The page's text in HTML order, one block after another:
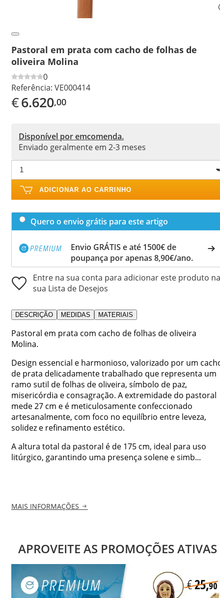
Pastoral em prata com cacho de folhas de
oliveira Molina
0
Referência: VE000414
€6.620,00
Disponível por emcomenda.
Enviado geralmente em 2-3 meses
ADICIONAR AO CARRINHO
Quero o envio grátis para este artigo
Envio GRÁTIS e até 1500€ de
poupança por apenas 8,90€/ano.
Entre na sua conta para adicionar este produto na
sua Lista de Desejos
DESCRIÇÃO MEDIDAS MATERIAIS
Pastoral em prata com cacho de folhas de oliveira
Molina.
Design essencial e harmonioso, valorizado por um
de prata delicadamente trabalhado que representa um
ramo sutil de folhas de oliveira, símbolo de paz,
misericórdia e consagração. A extremidade do pastoral
mede 27 cm e é meticulosamente confeccionado
artesanalmente, com foco no equilíbrio entre leveza,
solidez e refinamento estético.
A altura total da pastoral é de 175 cm, ideal para uso
litúrgico, garantindo uma presença solene e simb...
MAIS INFORMAÇÕES
APROVEITE AS PROMOÇÕES ATIVAS